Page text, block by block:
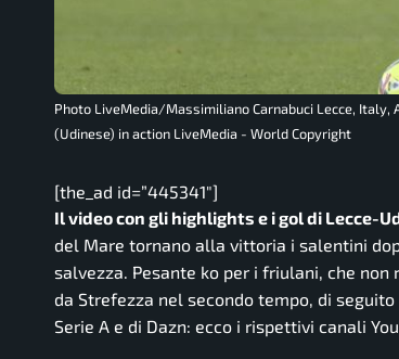
Photo LiveMedia/Massimiliano Carnabuci Lecce, Italy,
(Udinese) in action LiveMedia - World Copyright
[the_ad id=”445341″]
Il video con gli highlights e i gol di Lecce-
del Mare tornano alla vittoria i salentini
salvezza. Pesante ko per i friulani, che
da Strefezza nel secondo tempo, di
Serie A e di Dazn: ecco i rispettivi canali